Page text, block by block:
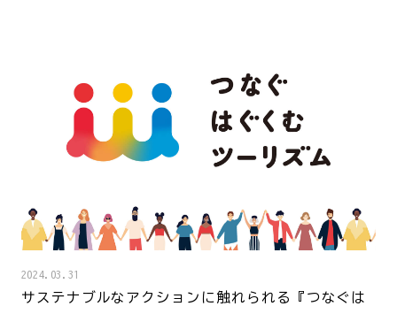
2024.03.31
サステナブルなアクションに触れられる『つなぐは